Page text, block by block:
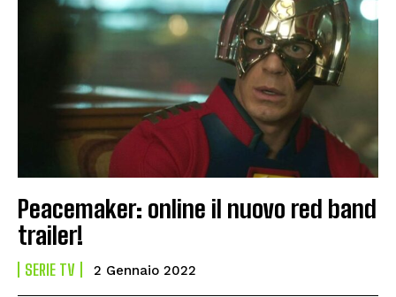
Peacemaker: online il nuovo red band
trailer!
SERIE TV 2 Gennaio 2022